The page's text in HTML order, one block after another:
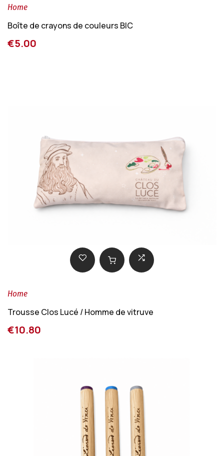
Home
Boîte de crayons de couleurs BIC
€5.00
Home
Trousse Clos Lucé / Homme de vitruve
€10.80